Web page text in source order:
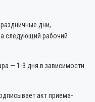
дни,
следующий рабочий
— 1-3 дня в зависимости
акт приема-